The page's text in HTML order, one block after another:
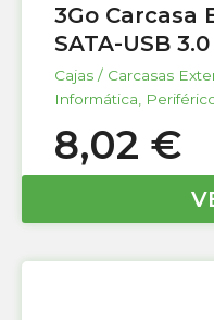
3Go Carcasa
SATA-USB
Cajas / Carcasas
Informática
8,02 €